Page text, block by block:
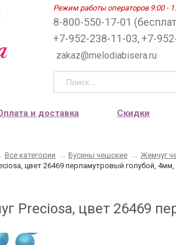
Режим работы операторов 9:00 -
8-800-550-17-01
+7-952-238-11-03, +7-
zakaz@melodiabisera.ru
и доставка Скидки
Все категории → Бусины чешские → Жемчуг
цвет 26469 перламутровый голубой,
Preciosa, цвет 26469